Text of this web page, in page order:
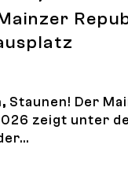
Staunen! Der
zeigt unter